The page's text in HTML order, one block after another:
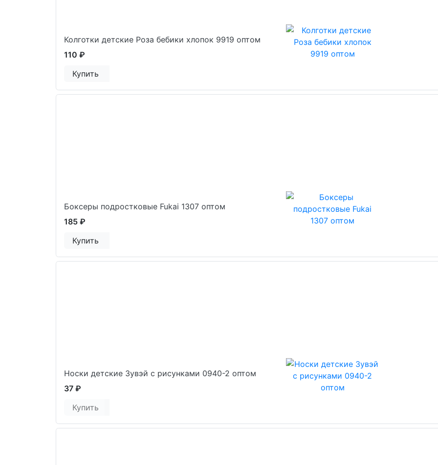
Колготки детские Роза бебики хлопок 9919 оптом
110 ₽
Купить
Боксеры подростковые Fukai 1307 оптом
185 ₽
Купить
Носки детские Зувэй с рисунками 0940-2 оптом
37 ₽
Купить